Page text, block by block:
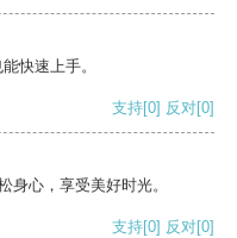
快速上手。
支持[0] 反对[0]
身心，享受美好时光。
支持[0] 反对[0]